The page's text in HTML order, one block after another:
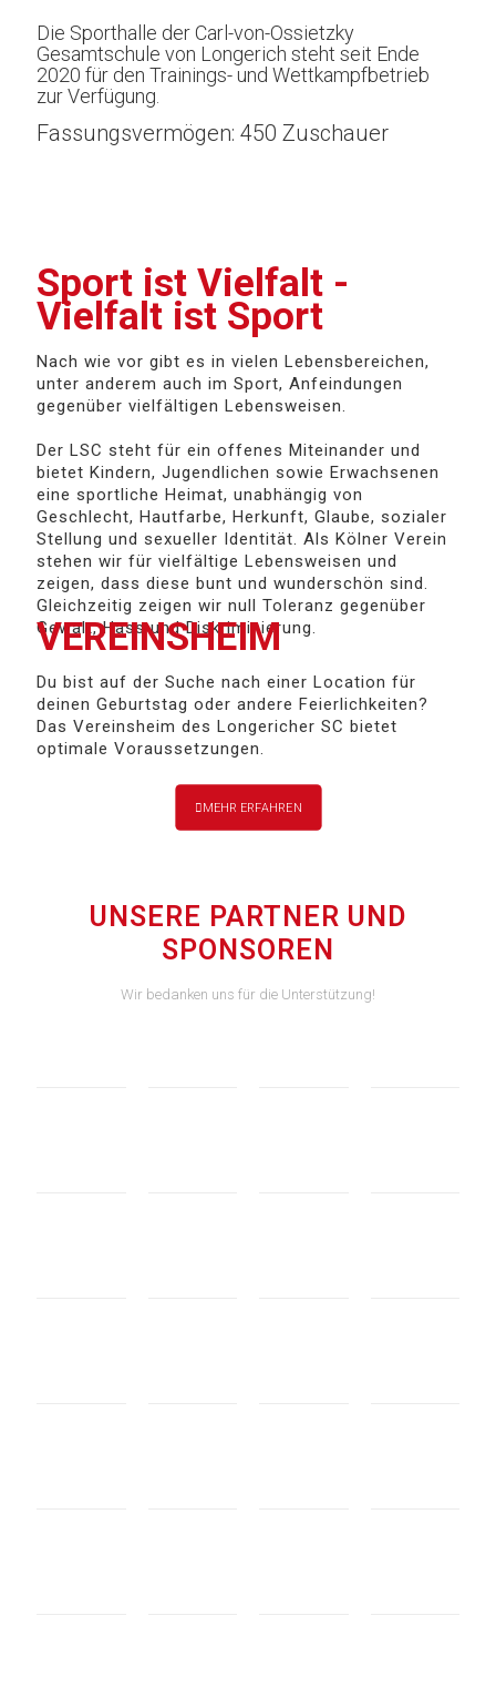
Die Sporthalle der Carl-von-Ossietzky
Gesamtschule von Longerich steht seit Ende
2020 für den Trainings- und Wettkampfbetrieb
zur Verfügung.
Fassungsvermögen: 450 Zuschauer
Sport ist Vielfalt -
Vielfalt ist Sport
Nach wie vor gibt es in vielen Lebensbereichen,
unter anderem auch im Sport, Anfeindungen
gegenüber vielfältigen Lebensweisen.
Der LSC steht für ein offenes Miteinander und
bietet Kindern, Jugendlichen sowie Erwachsenen
eine sportliche Heimat, unabhängig von
Geschlecht, Hautfarbe, Herkunft, Glaube, sozialer
Stellung und sexueller Identität. Als Kölner Verein
stehen wir für vielfältige Lebensweisen und
zeigen, dass diese bunt und wunderschön sind.
Gleichzeitig zeigen wir null Toleranz gegenüber
Gewalt, Hass und Diskriminierung.
VEREINSHEIM
Du bist auf der Suche nach einer Location für
deinen Geburtstag oder andere Feierlichkeiten?
Das Vereinsheim des Longericher SC bietet
optimale Voraussetzungen.
MEHR ERFAHREN
UNSERE PARTNER UND
SPONSOREN
Wir bedanken uns für die Unterstützung!